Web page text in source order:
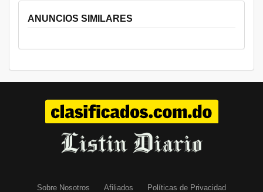
ANUNCIOS SIMILARES
Sobre Nosotros Afiliados Políticas de Privacidad